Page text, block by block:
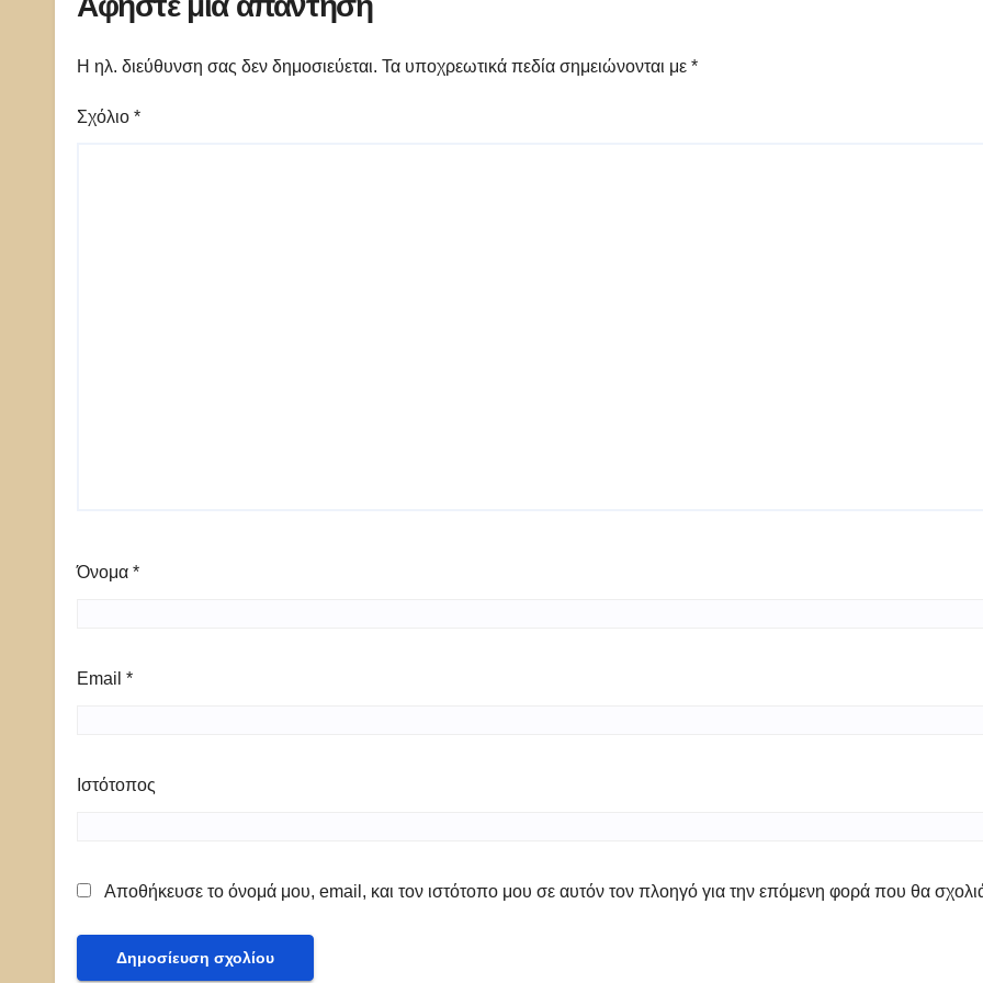
Η ηλ. διεύθυνση σας δεν δημοσιεύεται. Τα υποχρεωτικά πεδία σημειώνονται με *
Σχόλιο *
Όνομα *
Email *
Ιστότοπος
Αποθήκευσε το όνομά μου, email, και τον ιστότοπο μου σε αυτόν τον πλοηγό για την επόμενη φορά που θα